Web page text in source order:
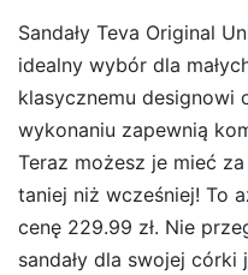
Sandały Teva Original
idealny wybór dla
klasycznemu designowi
wykonaniu zapewnią
Teraz możesz je mieć
taniej niż wcześniej! To
cenę 229.99 zł. Nie
sandały dla swojej córki